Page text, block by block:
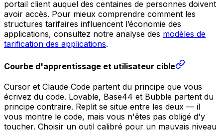
portail client auquel des centaines de personnes doivent
avoir accès. Pour mieux comprendre comment les
structures tarifaires influencent l’économie des
applications, consultez notre analyse des modèles de
tarification des applications.
Courbe d'apprentissage et utilisateur cible
Cursor et Claude Code partent du principe que vous
écrivez du code. Lovable, Base44 et Bubble partent du
principe contraire. Replit se situe entre les deux — il
vous montre le code, mais vous n'êtes pas obligé d'y
toucher. Choisir un outil calibré pour un mauvais niveau